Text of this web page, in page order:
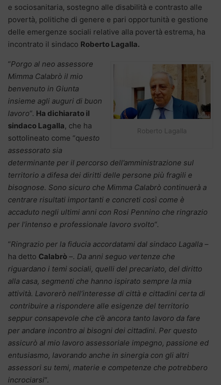
e sociosanitaria, sostegno alle disabilità e contrasto alle
povertà, politiche di genere e pari opportunità e gestione
delle emergenze sociali relative alla povertà estrema, ha
incontrato il sindaco Roberto Lagalla.
Roberto Lagalla
“Porgo al neo assessore
Mimma Calabrò il mio
benvenuto in Giunta
insieme agli auguri di buon
lavoro“. Ha dichiarato il
sindaco Lagalla, che ha
sottolineato come “questo
assessorato sia
determinante per il percorso dell’amministrazione sul
territorio a difesa dei diritti delle persone più fragili e
bisognose. Sono sicuro che Mimma Calabrò continuerà a
centrare risultati importanti e concreti così come è
accaduto negli ultimi anni con Rosi Pennino che ringrazio
per l’intenso e professionale lavoro svolto“.
“Ringrazio per la fiducia accordatami dal sindaco Lagalla –
ha detto Calabrò –. Da anni seguo vertenze che
riguardano i temi sociali, quelli del precariato, del diritto
alla casa, segmenti che hanno ispirato sempre la mia
attività. Lavorerò nell’interesse di città e cittadini certa di
contribuire a rispondere alle esigenze del territorio
seppur consapevole che c’è ancora tanto lavoro da fare
per andare incontro ai bisogni dei cittadini. Per questo
assicurò al mio lavoro assessoriale impegno, passione ed
entusiasmo, lavorando anche in sinergia con gli altri
assessori su temi, materie e competenze che potrebbero
incrociarsi“.